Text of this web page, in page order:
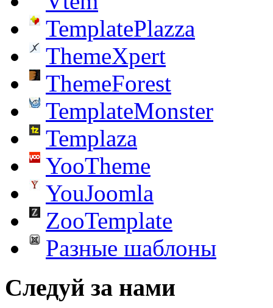
TemplatePlazza
ThemeXpert
ThemeForest
TemplateMonster
Templaza
YooTheme
YouJoomla
ZooTemplate
Разные шаблоны
Следуй за нами